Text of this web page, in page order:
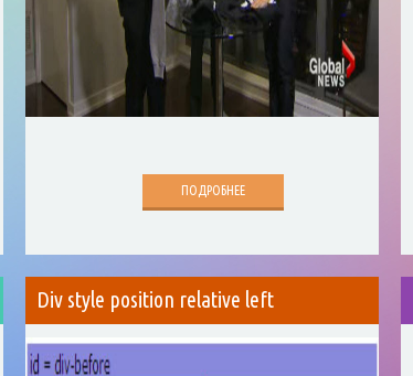
ПОДРОБНЕЕ
Div style position relative left